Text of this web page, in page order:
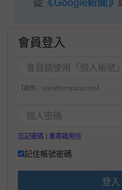
會員登入
【範例：user@company.com】
忘記密碼 重寄啟用信
記住帳號密碼
登入